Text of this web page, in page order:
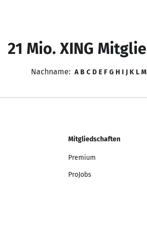
21 Mio. XING
Nachname: A B C D E F G H I J K L M
Mitgliedschaften
Premium
ProJobs